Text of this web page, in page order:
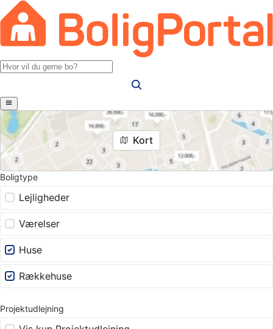
Kort
Boligtype
Lejligheder
Værelser
Huse
Rækkehuse
Projektudlejning